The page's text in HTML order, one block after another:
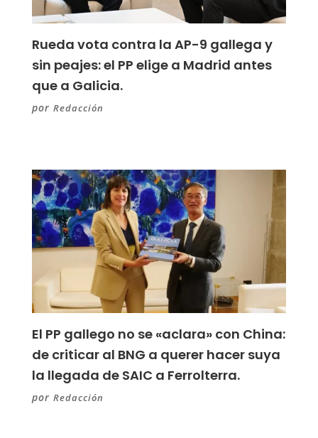
Rueda vota contra la AP-9 gallega y
sin peajes: el PP elige a Madrid antes
que a Galicia.
por Redacción
El PP gallego no se «aclara» con China:
de criticar al BNG a querer hacer suya
la llegada de SAIC a Ferrolterra.
por Redacción